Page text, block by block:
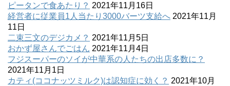
ピータンで食あたり？ 2021年11月16日
経営者に従業員1人当たり3000バーツ支給へ 2021年11月
11日
二束三文のデジカメ？ 2021年11月5日
おかず屋さんでごはん 2021年11月4日
フジスーパーのソイが中華系の人たちの出店多数に？
2021年11月1日
カティ(ココナッツミルク)は認知症に効く？ 2021年10月